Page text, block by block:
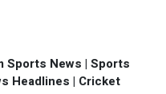
Sports News | Sports
Headlines | Cricket